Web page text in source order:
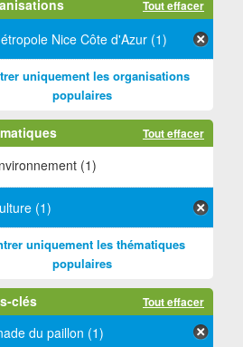
Tout effacer
Nice Côte d'Azur (1)
uniquement les organisations
populaires
Tout effacer
(1)
(1)
uniquement les thématiques
populaires
clés Tout effacer
du paillon (1)